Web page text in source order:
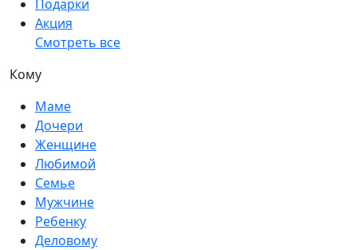
Подарки
Акция
Смотреть все
Кому
Маме
Дочери
Женщине
Любимой
Семье
Мужчине
Ребенку
Деловому